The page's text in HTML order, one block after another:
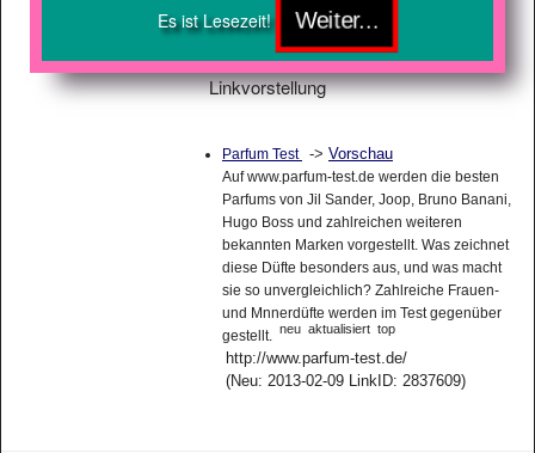
Es ist Lesezeit!
Linkvorstellung
Parfum Test -> Vorschau
Auf www.parfum-test.de werden die besten
Parfums von Jil Sander, Joop, Bruno Banani,
Hugo Boss und zahlreichen weiteren
bekannten Marken vorgestellt. Was zeichnet
diese Düfte besonders aus, und was macht
sie so unvergleichlich? Zahlreiche Frauen-
und Mnnerdüfte werden im Test gegenüber
gestellt. neu aktualisiert top
http://www.parfum-test.de/
(Neu: 2013-02-09 LinkID: 2837609)